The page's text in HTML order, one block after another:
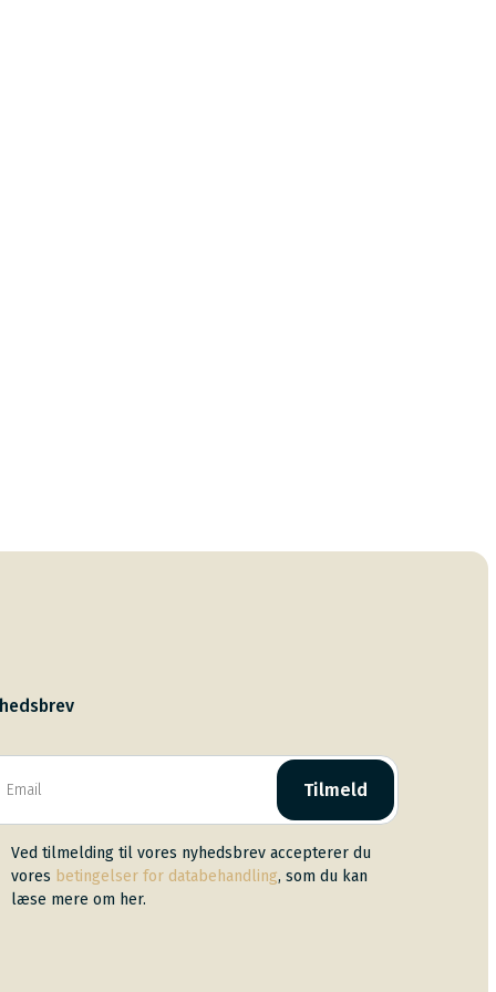
Tilmeld
Ved tilmelding til vores nyhedsbrev accepterer du
vores betingelser for databehandling, som du kan
læse mere om her.